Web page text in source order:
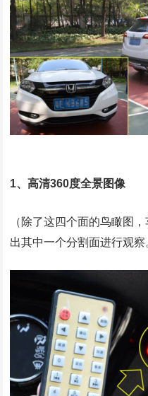
1、高清360度全景图像
（除了这四个面的鸟瞰图
出其中一个分割面进行观察